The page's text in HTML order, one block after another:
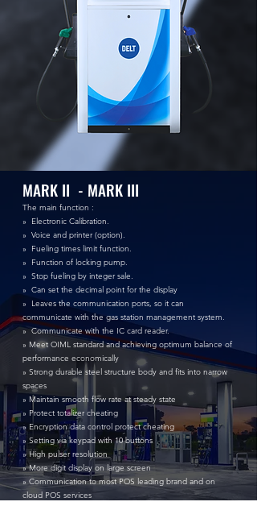
MARK II - MARK III
The main function :
» Electronic Calibration.
» Voice and printer (option).
» Fueling times limit function.
» Function of locking pump.
» Stop fueling by integer sale.
» Can set the decimal point for the display
» Leaves the communication ports, so it can
communicate with the gas station management system.
» Communicate with the IC card reader.
» Meet OIML standard and achieving optimum balance of
performance economically
» Strong durable steel structure body and fits into narrow
spaces
» Maintain smooth flow rate at steady state
» Protect totalizer cheating
» Encryption data control protect cheating
» Setting via keypad with 10 buttons
» High pulser resolution
» More digit display on large screen
» Communication to most POS leading brand and on
cloud POS services